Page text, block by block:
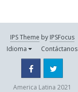
IPS Theme by IPSFocus
Idioma
Contáctanos
Facebook
America Latina 2021